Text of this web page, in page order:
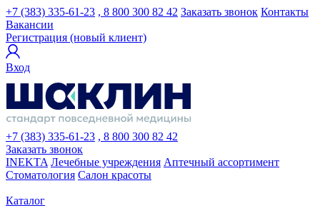
+7 (383) 335-61-23 , 8 800 300 82 42 Заказать звонок Контакты
Вакансии
Регистрация (новый клиент)
Вход
+7 (383) 335-61-23 , 8 800 300 82 42
Заказать звонок
INEKTA Лечебные учреждения Аптечный ассортимент
Стоматология Салон красоты
Каталог